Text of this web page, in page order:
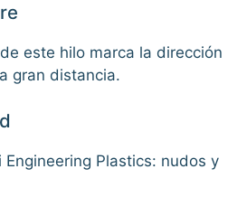
este hilo marca la dirección
gran distancia.
Plastics: nudos y